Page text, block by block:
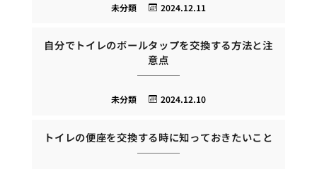
2024.12.11
未分類
自分でトイレのボールタップを交換する方法と注
意点
2024.12.10
未分類
トイレの便座を交換する時に知っておきたいこと